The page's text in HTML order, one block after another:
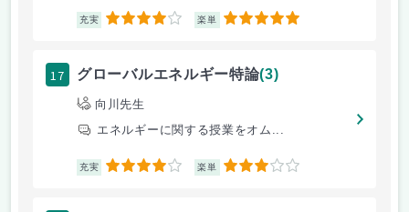
充実 4 楽単 5
17 グローバルエネルギー特論(3)
向川先生
エネルギーに関する授業をオム...
充実 4 楽単 3